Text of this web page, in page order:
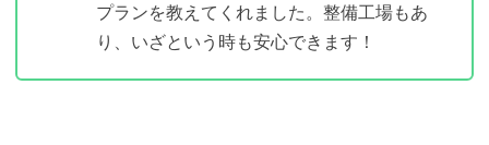
プランを教えてくれました。整備工場もあ
り、いざという時も安心できます！